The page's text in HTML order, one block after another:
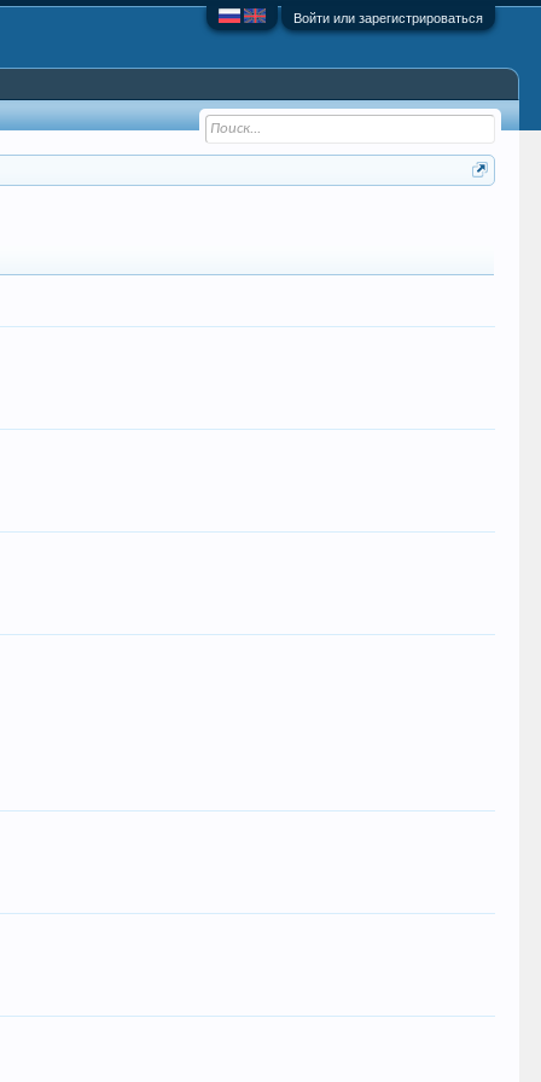
Войти или зарегистрироваться